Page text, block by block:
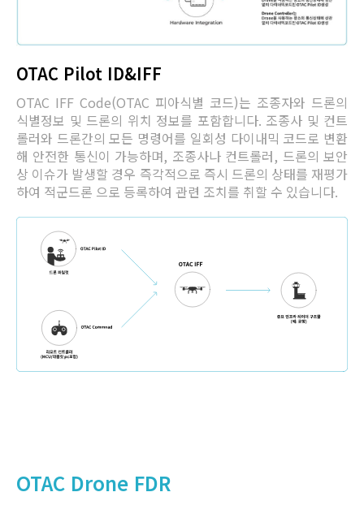
OTAC Pilot ID&IFF
OTAC IFF Code(OTAC 피아식별 코드)는 조종자와 드론의
식별정보 및 드론의 위치 정보를 포함합니다. 조종사 및 컨트
롤러와 드론간의 모든 명령어를 일회성 다이내믹 코드로 변환
해 안전한 통신이 가능하며, 조종사나 컨트롤러, 드론의 보안
상 이슈가 발생할 경우 즉각적으로 즉시 드론의 상태를 재평가
하여 적군드론 으로 등록하여 관련 조치를 취할 수 있습니다.
OTAC Drone FDR